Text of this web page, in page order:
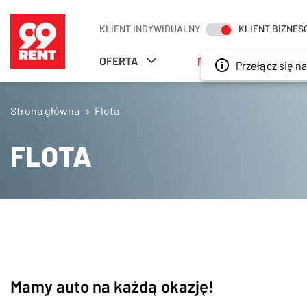
Przełącz się
KLIENT INDYWIDUALNY KLIENT
SZUKAJ
OFERTA FLOTA
Strona główna Flota
FLOTA
Mamy auto na każdą okazję!